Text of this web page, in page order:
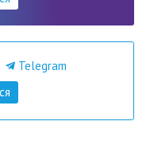
Telegram